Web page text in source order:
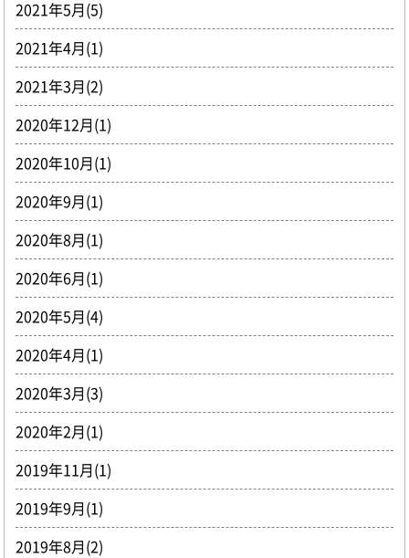
2021年5月(5)
2021年4月(1)
2021年3月(2)
2020年12月(1)
2020年10月(1)
2020年9月(1)
2020年8月(1)
2020年6月(1)
2020年5月(4)
2020年4月(1)
2020年3月(3)
2020年2月(1)
2019年11月(1)
2019年9月(1)
2019年8月(2)